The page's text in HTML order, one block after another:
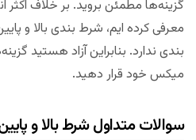
گزینه‌ها مطمئن بروید. بر خلاف اکثر
معرفی کرده ایم، شرط بندی بالا و
میکس خود قرار دهید.
سوالات متداول شرط بالا و